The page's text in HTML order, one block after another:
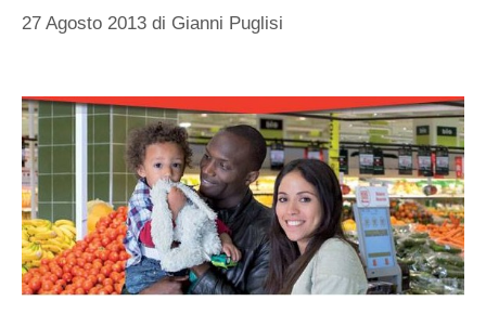
27 Agosto 2013 di Gianni Puglisi